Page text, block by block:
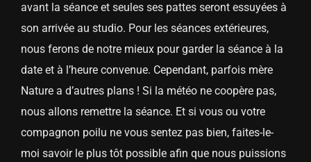
avant la séance et seules ses pattes seront essuyées à
son arrivée au studio. Pour les séances extérieures,
nous ferons de notre mieux pour garder la séance à la
date et à l’heure convenue. Cependant, parfois mère
Nature a d’autres plans ! Si la météo ne coopère pas,
nous allons remettre la séance. Et si vous ou votre
compagnon poilu ne vous sentez pas bien, faites-le-
moi savoir le plus tôt possible afin que nous puissions